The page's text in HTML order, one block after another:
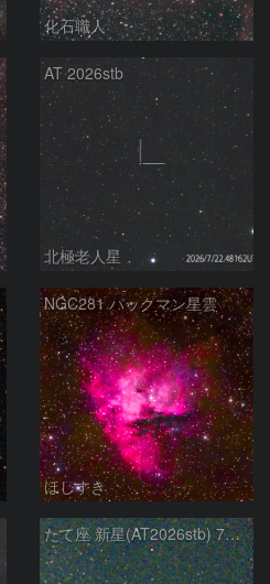
化石職人
AT 2026stb
北極老人星
NGC281 パックマン星雲
ほしすき
たて座 新星(AT2026stb) 7月14日 Seestar50